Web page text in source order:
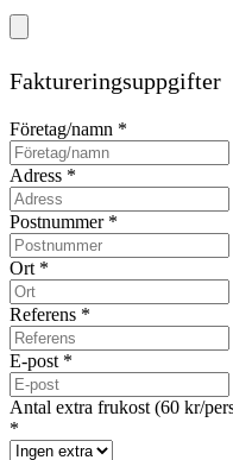
Faktureringsuppgifter
Företag/namn *
Adress *
Postnummer *
Ort *
Referens *
E-post *
Antal extra frukost (60 kr/
*